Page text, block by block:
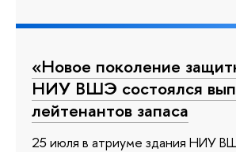
«Новое поколение
НИУ ВШЭ состоялся
лейтенантов запаса
25 июля в атриуме здания НИУ